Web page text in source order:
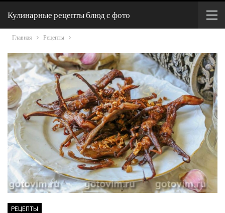
Кулинарные рецепты блюд с фото
Главная Рецепты
РЕЦЕПТЫ